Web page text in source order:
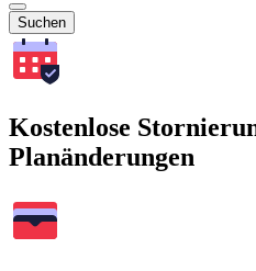
Suchen
Kostenlose
Planänderungen